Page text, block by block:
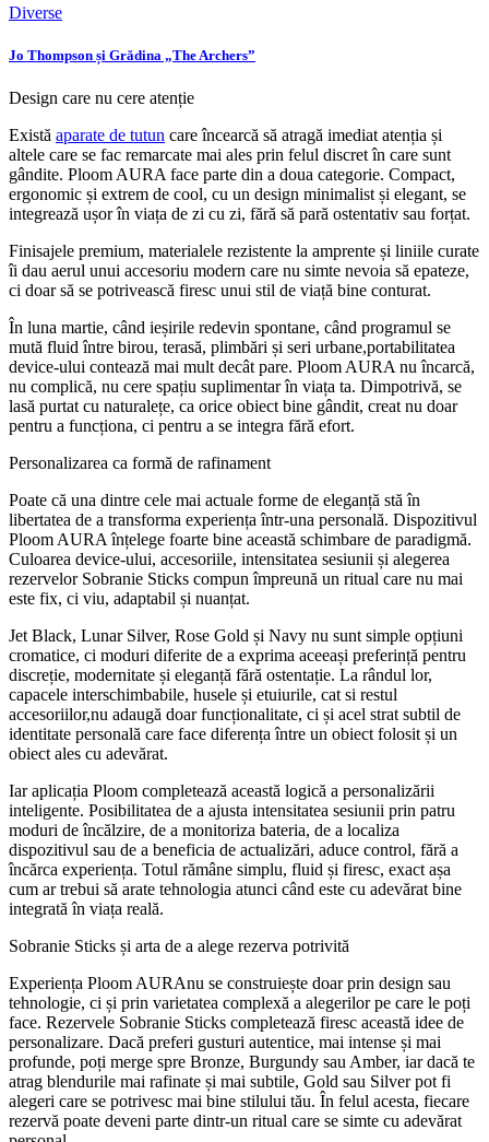
Diverse
Jo Thompson și Grădina „The Archers”
Design care nu cere atenție
Există aparate de tutun care încearcă să atragă imediat atenția și
altele care se fac remarcate mai ales prin felul discret în care sunt
gândite. Ploom AURA face parte din a doua categorie. Compact,
ergonomic și extrem de cool, cu un design minimalist și elegant, se
integrează ușor în viața de zi cu zi, fără să pară ostentativ sau forțat.
Finisajele premium, materialele rezistente la amprente și liniile curate
îi dau aerul unui accesoriu modern care nu simte nevoia să epateze,
ci doar să se potrivească firesc unui stil de viață bine conturat.
În luna martie, când ieșirile redevin spontane, când programul se
mută fluid între birou, terasă, plimbări și seri urbane,portabilitatea
device-ului contează mai mult decât pare. Ploom AURA nu încarcă,
nu complică, nu cere spațiu suplimentar în viața ta. Dimpotrivă, se
lasă purtat cu naturalețe, ca orice obiect bine gândit, creat nu doar
pentru a funcționa, ci pentru a se integra fără efort.
Personalizarea ca formă de rafinament
Poate că una dintre cele mai actuale forme de eleganță stă în
libertatea de a transforma experiența într-una personală. Dispozitivul
Ploom AURA înțelege foarte bine această schimbare de paradigmă.
Culoarea device-ului, accesoriile, intensitatea sesiunii și alegerea
rezervelor Sobranie Sticks compun împreună un ritual care nu mai
este fix, ci viu, adaptabil și nuanțat.
Jet Black, Lunar Silver, Rose Gold și Navy nu sunt simple opțiuni
cromatice, ci moduri diferite de a exprima aceeași preferință pentru
discreție, modernitate și eleganță fără ostentație. La rândul lor,
capacele interschimbabile, husele și etuiurile, cat si restul
accesoriilor,nu adaugă doar funcționalitate, ci și acel strat subtil de
identitate personală care face diferența între un obiect folosit și un
obiect ales cu adevărat.
Iar aplicația Ploom completează această logică a personalizării
inteligente. Posibilitatea de a ajusta intensitatea sesiunii prin patru
moduri de încălzire, de a monitoriza bateria, de a localiza
dispozitivul sau de a beneficia de actualizări, aduce control, fără a
încărca experiența. Totul rămâne simplu, fluid și firesc, exact așa
cum ar trebui să arate tehnologia atunci când este cu adevărat bine
integrată în viața reală.
Sobranie Sticks și arta de a alege rezerva potrivită
Experiența Ploom AURAnu se construiește doar prin design sau
tehnologie, ci și prin varietatea complexă a alegerilor pe care le poți
face. Rezervele Sobranie Sticks completează firesc această idee de
personalizare. Dacă preferi gusturi autentice, mai intense și mai
profunde, poți merge spre Bronze, Burgundy sau Amber, iar dacă te
atrag blendurile mai rafinate și mai subtile, Gold sau Silver pot fi
alegeri care se potrivesc mai bine stilului tău. În felul acesta, fiecare
rezervă poate deveni parte dintr-un ritual care se simte cu adevărat